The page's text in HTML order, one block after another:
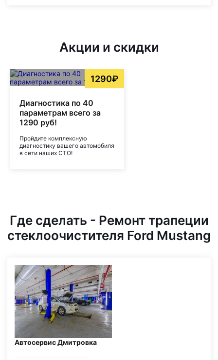
Акции и скидки
1290₽
Диагностика по 40
параметрам всего за
1290 руб!
Пройдите комплексную
диагностику вашего автомобиля
в сети наших СТО!
Где сделать - Ремонт трапеции
стеклоочистителя Ford Mustang
Автосервис Дмитровка